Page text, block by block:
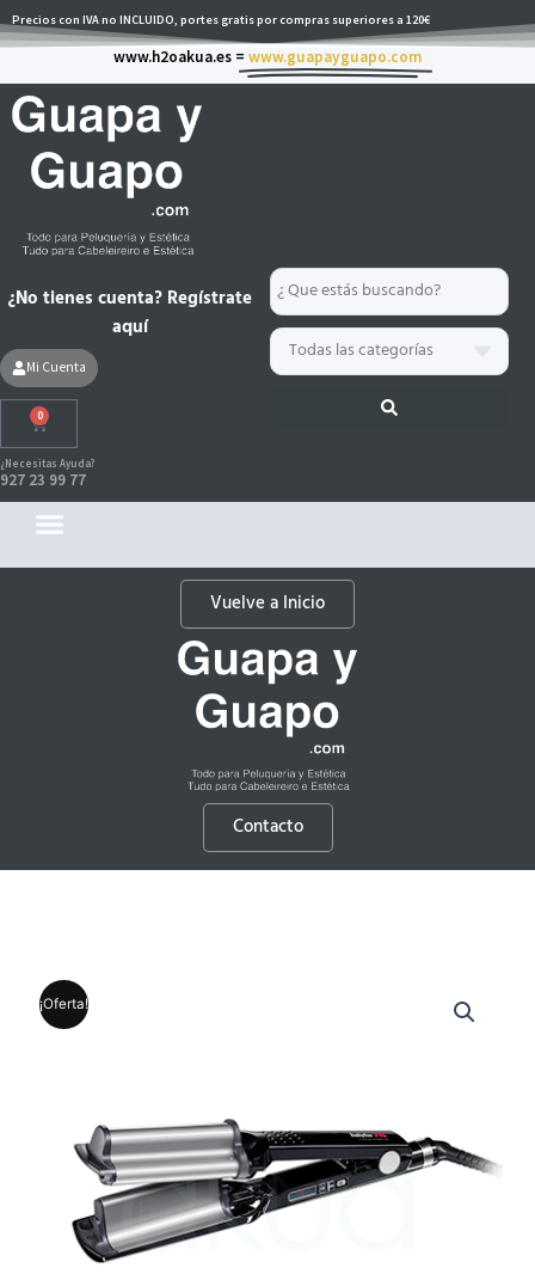
al
Precios con IVA no INCLUIDO, portes gratis por compras superiores a 120€
www.h2oakua.es = www.guapayguapo.com
Search
...
¿No tienes cuenta? Regístrate
aquí
Mi Cuenta
0
Carrito
¿Necesitas Ayuda?
927 23 99 77
Vuelve a Inicio
Contacto
¡Oferta!